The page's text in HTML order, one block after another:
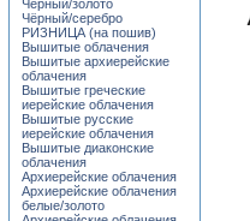
Чёрный/золото
Чёрный/серебро
РИЗНИЦА (на пошив)
Вышитые облачения
Вышитые архиерейские
облачения
Вышитые греческие
иерейские облачения
Вышитые русские
иерейские облачения
Вышитые диаконские
облачения
Архиерейские облачения
Архиерейские облачения
белые/золото